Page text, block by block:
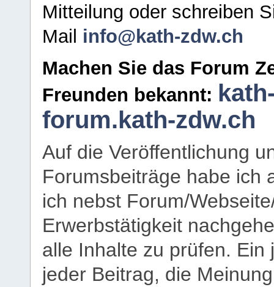
Mitteilung oder schreiben
Mail info@kath-zdw.ch
Machen Sie das Forum
Freunden bekannt:
forum.kath-zdw.ch
Auf die Veröffentlichung
Forumsbeiträge habe ich
ich nebst Forum/
Erwerbstätigkeit
alle Inhalte zu prüfen.
jeder Beitrag, die